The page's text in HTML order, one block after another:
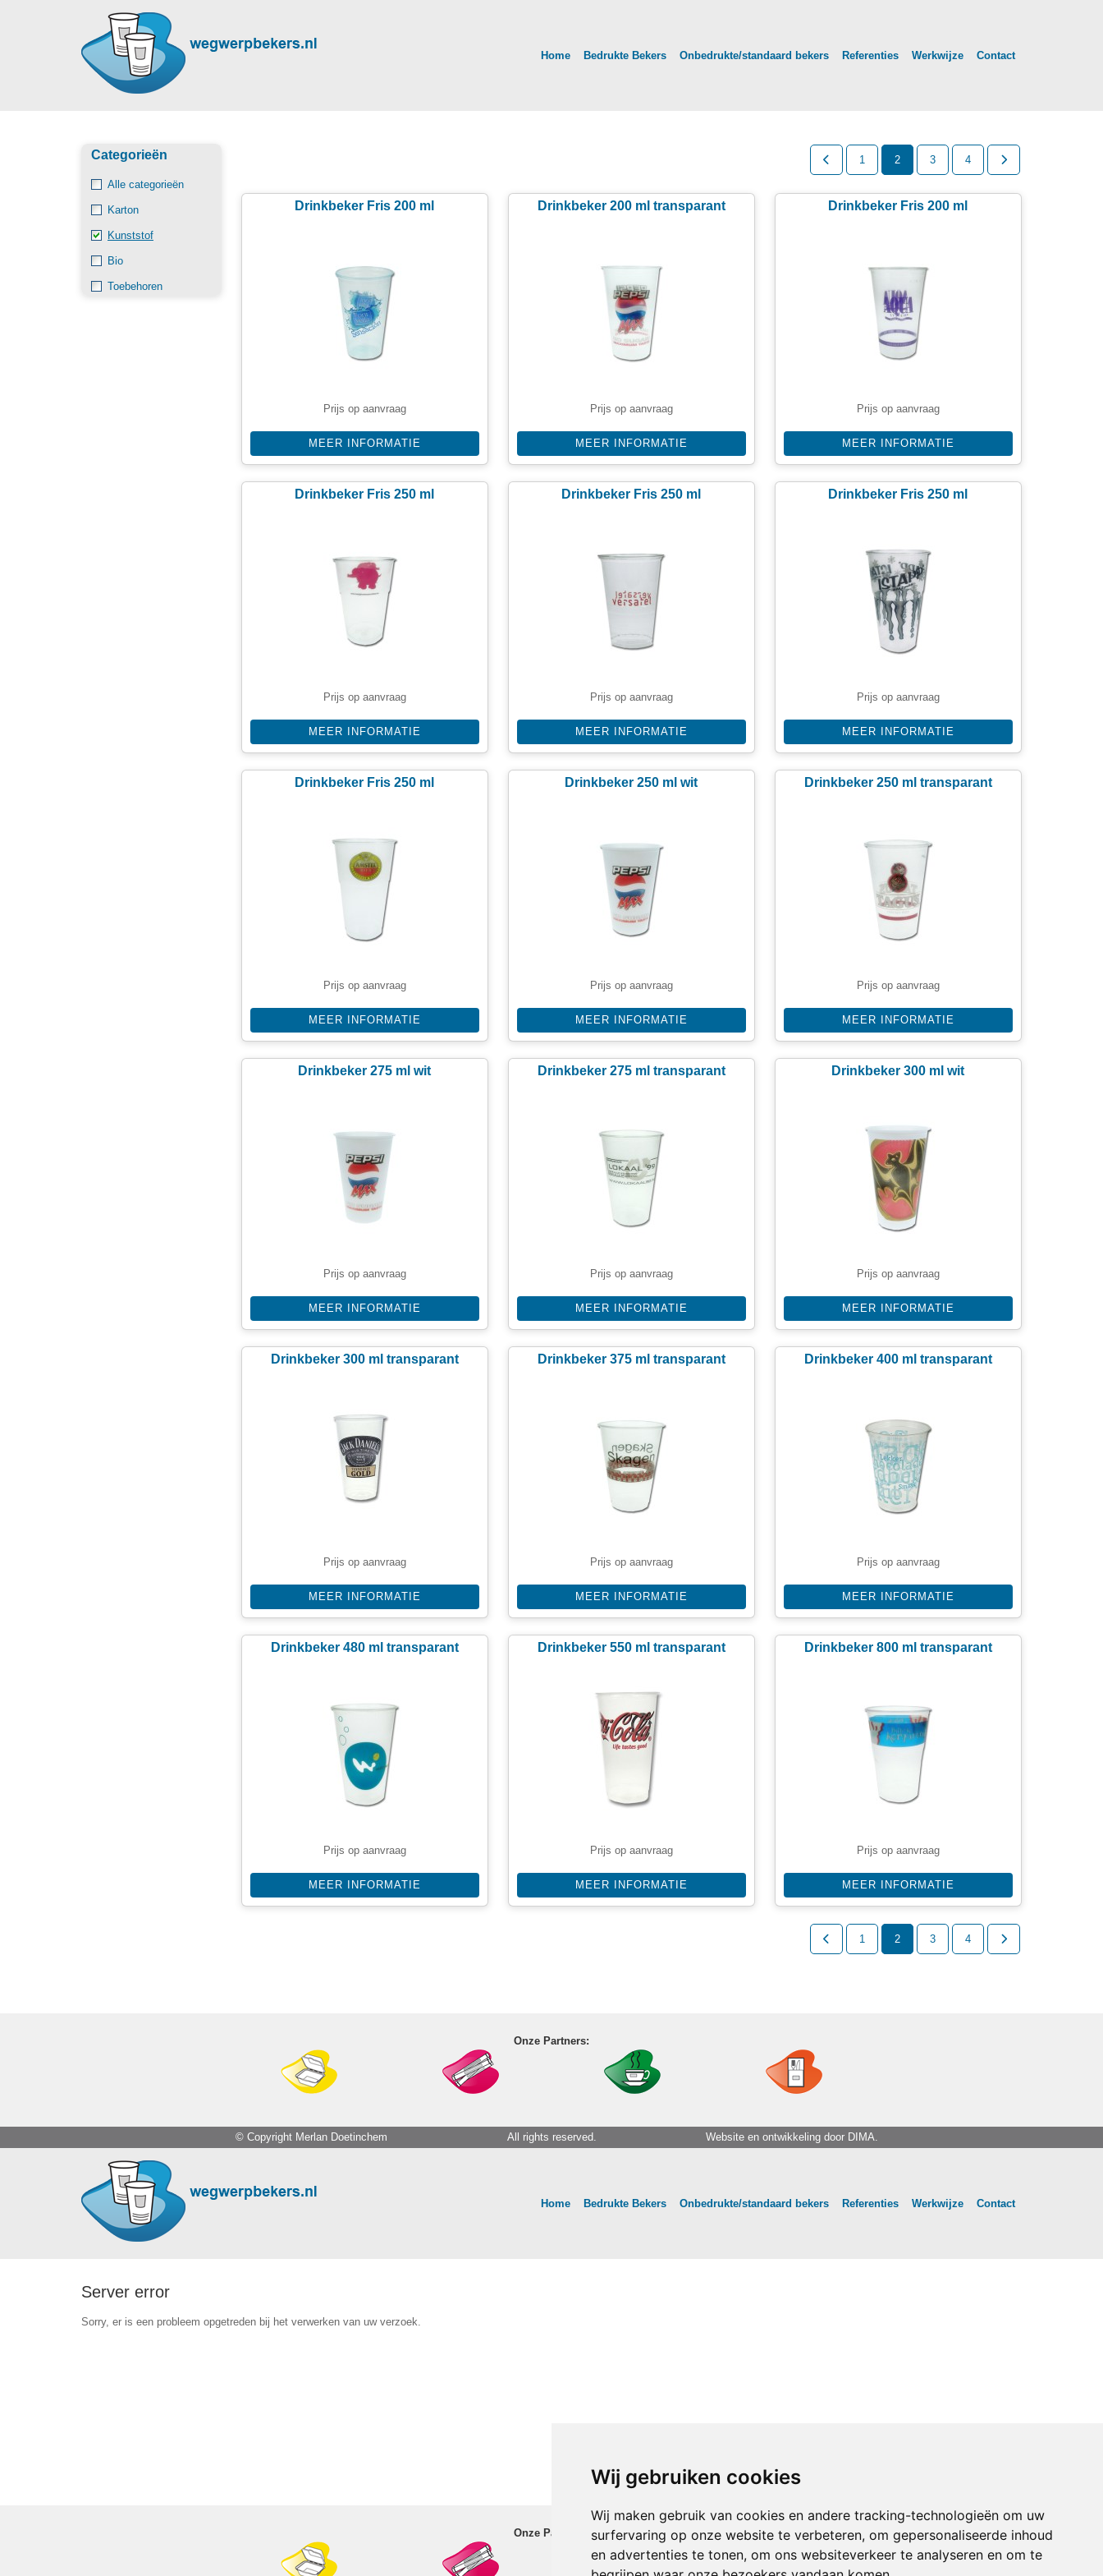
Wij gebruiken cookies
Wij maken gebruik van cookies en andere tracking-technologieën om uw
surfervaring op onze website te verbeteren, om gepersonaliseerde inhoud
en advertenties te tonen, om ons websiteverkeer te analyseren en om te
Wij gebruiken cookies
Wij maken gebruik van cookies en andere tracking-technologieën om uw
surfervaring op onze website te verbeteren, om gepersonaliseerde inhoud
en advertenties te tonen, om ons websiteverkeer te analyseren en om te
Home Bedrukte Bekers Onbedrukte/standaard bekers Referenties Werkwijze Contact
Categorieën
Alle categorieën
Karton
Kunststof
Bio
Toebehoren
1 2 3 4
Drinkbeker Fris 200 ml
Prijs op aanvraag
MEER INFORMATIE
Drinkbeker 200 ml transparant
Prijs op aanvraag
MEER INFORMATIE
Drinkbeker Fris 200 ml
Prijs op aanvraag
MEER INFORMATIE
Drinkbeker Fris 250 ml
Prijs op aanvraag
MEER INFORMATIE
Drinkbeker Fris 250 ml
Prijs op aanvraag
MEER INFORMATIE
Drinkbeker Fris 250 ml
Prijs op aanvraag
MEER INFORMATIE
Drinkbeker Fris 250 ml
Prijs op aanvraag
MEER INFORMATIE
Drinkbeker 250 ml wit
Prijs op aanvraag
MEER INFORMATIE
Drinkbeker 250 ml transparant
Prijs op aanvraag
MEER INFORMATIE
Drinkbeker 275 ml wit
Prijs op aanvraag
MEER INFORMATIE
Drinkbeker 275 ml transparant
Prijs op aanvraag
MEER INFORMATIE
Drinkbeker 300 ml wit
Prijs op aanvraag
MEER INFORMATIE
Drinkbeker 300 ml transparant
Prijs op aanvraag
MEER INFORMATIE
Drinkbeker 375 ml transparant
Prijs op aanvraag
MEER INFORMATIE
Drinkbeker 400 ml transparant
Prijs op aanvraag
MEER INFORMATIE
Drinkbeker 480 ml transparant
Prijs op aanvraag
MEER INFORMATIE
Drinkbeker 550 ml transparant
Prijs op aanvraag
MEER INFORMATIE
Drinkbeker 800 ml transparant
Prijs op aanvraag
MEER INFORMATIE
1 2 3 4
Onze Partners:
© Copyright Merlan Doetinchem All rights reserved. Website en ontwikkeling door DIMA.
Home Bedrukte Bekers Onbedrukte/standaard bekers Referenties Werkwijze Contact
Server error
Sorry, er is een probleem opgetreden bij het verwerken van uw verzoek.
Onze Partners: